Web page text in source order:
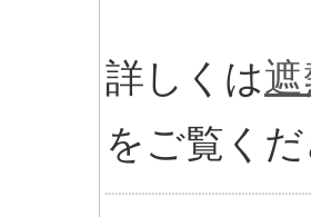
詳しくは
をご覧くだ